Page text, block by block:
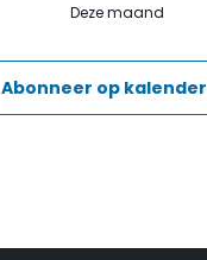
Deze maand
Abonneer op kalender